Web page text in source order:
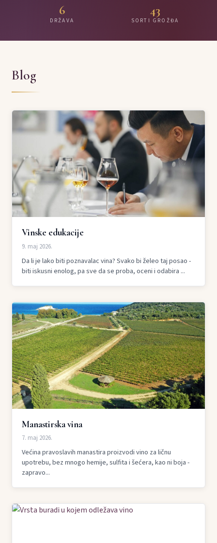
6
DRŽAVA
43
SORTI GROŽĐA
Blog
Vinske edukacije
9. maj 2026.
Da li je lako biti poznavalac vina? Svako bi želeo taj posao -
biti iskusni enolog, pa sve da se proba, oceni i odabira ...
Manastirska vina
7. maj 2026.
Većina pravoslavih manastira proizvodi vino za ličnu
upotrebu, bez mnogo hemije, sulfita i šećera, kao ni boja -
zapravo...